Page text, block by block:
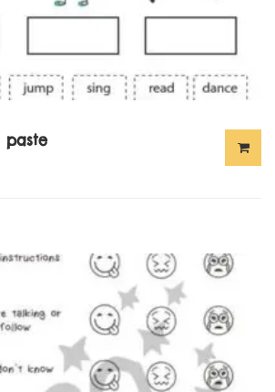
paste